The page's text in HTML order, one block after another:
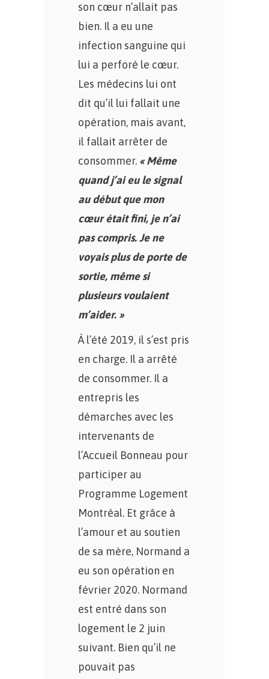
son cœur n’allait pas
bien. Il a eu une
infection sanguine qui
lui a perforé le cœur.
Les médecins lui ont
dit qu’il lui fallait une
opération, mais avant,
il fallait arrêter de
consommer. « Même
quand j’ai eu le signal
au début que mon
cœur était fini, je n’ai
pas compris. Je ne
voyais plus de porte de
sortie, même si
plusieurs voulaient
m’aider. »
À l’été 2019, il s’est pris
en charge. Il a arrêté
de consommer. Il a
entrepris les
démarches avec les
intervenants de
l’Accueil Bonneau pour
participer au
Programme Logement
Montréal. Et grâce à
l’amour et au soutien
de sa mère, Normand a
eu son opération en
février 2020. Normand
est entré dans son
logement le 2 juin
suivant. Bien qu’il ne
pouvait pas